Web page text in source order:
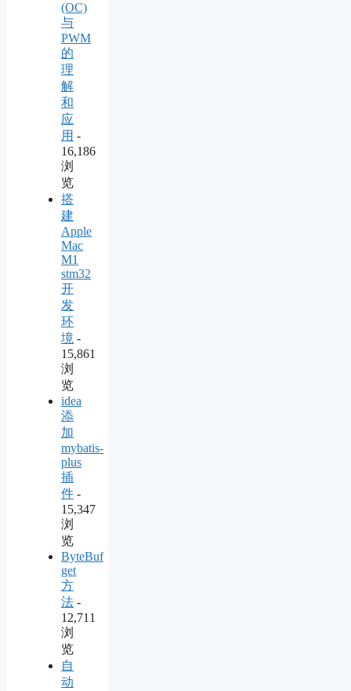
(OC)
与
PWM
的
理
解
和
应
用 -
16,186
浏
览
搭
建
Apple
Mac
M1
stm32
开
发
环
境 -
15,861
浏
览
idea
添
加
mybatis-
plus
插
件 -
15,347
浏
览
ByteBuf
get
方
法 -
12,711
浏
览
自
动